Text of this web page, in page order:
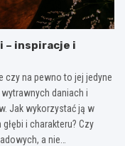
– inspiracje i
czy na pewno to jej jedyne
daniach i
Jak wykorzystać ją w
i charakteru? Czy
a nie…